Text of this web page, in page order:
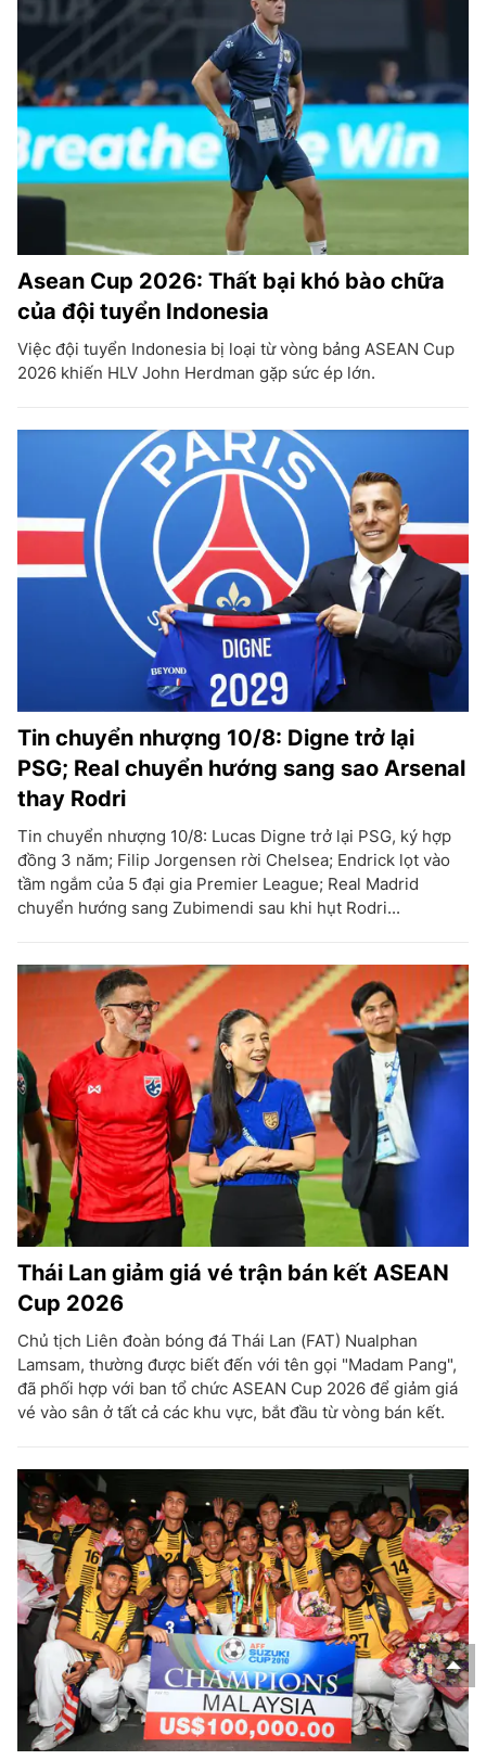
Asean Cup 2026: Thất bại khó bào chữa
của đội tuyển Indonesia
Việc đội tuyển Indonesia bị loại từ vòng bảng ASEAN Cup
2026 khiến HLV John Herdman gặp sức ép lớn.
Tin chuyển nhượng 10/8: Digne trở lại
PSG; Real chuyển hướng sang sao Arsenal
thay Rodri
Tin chuyển nhượng 10/8: Lucas Digne trở lại PSG, ký hợp
đồng 3 năm; Filip Jorgensen rời Chelsea; Endrick lọt vào
tầm ngắm của 5 đại gia Premier League; Real Madrid
chuyển hướng sang Zubimendi sau khi hụt Rodri...
Thái Lan giảm giá vé trận bán kết ASEAN
Cup 2026
Chủ tịch Liên đoàn bóng đá Thái Lan (FAT) Nualphan
Lamsam, thường được biết đến với tên gọi "Madam Pang",
đã phối hợp với ban tổ chức ASEAN Cup 2026 để giảm giá
vé vào sân ở tất cả các khu vực, bắt đầu từ vòng bán kết.